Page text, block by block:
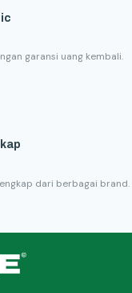
garansi uang kembali.
dari berbagai brand.